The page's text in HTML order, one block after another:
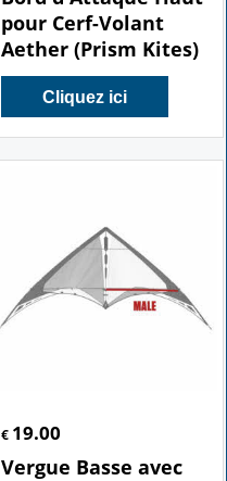
pour Cerf-Volant
Aether (Prism Kites)
Cliquez ici
€ 19.00
Vergue Basse avec